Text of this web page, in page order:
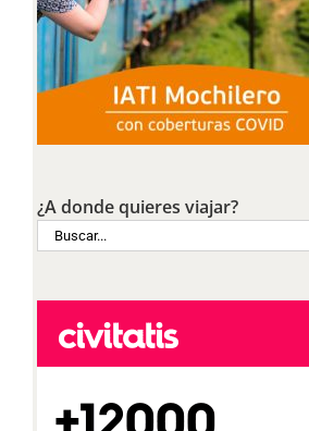
¿A donde quieres viajar?
Buscar: